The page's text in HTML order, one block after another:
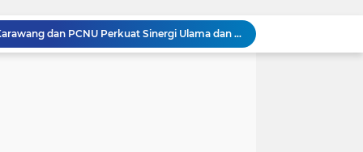
Silaturahmi Kapolresta Karawang dan PCNU Perkuat Sinergi Ulama dan Polri Jaga Kondusivitas Daerah
Perkuat Sinergitas, Kapolresta Karawang Kombes Mario Prahatinto Silaturahmi Awak Media